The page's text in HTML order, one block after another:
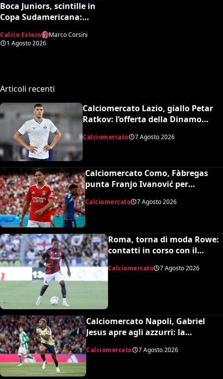
Boca Juniors, scintille in
Copa Sudamericana:
Roldán e Paredes
Calcio Estero
Marco Corsini
1 Agosto 2026
Articoli recenti
Calciomercato Lazio, giallo Petar
Ratkov: l’offerta della Dinamo
Calciomercato 7 Agosto 2026
Calciomercato Como, Fàbregas
punta Franjo Ivanović per
l’attacco: il punto sulla trattativa
Calciomercato 7 Agosto 2026
Roma, torna di moda Rowe:
contatti in corso con il
Bologna
Calciomercato 7 Agosto 2026
Calciomercato Napoli, Gabriel
Jesus apre agli azzurri: la
Calciomercato 7 Agosto 2026